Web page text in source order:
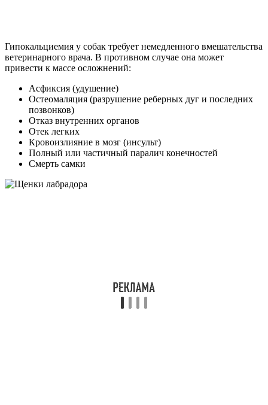
Гипокальциемия у собак требует немедленного вмешательства
ветеринарного врача. В противном случае она может
привести к массе осложнений:
Асфиксия (удушение)
Остеомаляция (разрушение реберных дуг и последних
позвонков)
Отказ внутренних органов
Отек легких
Кровоизлияние в мозг (инсульт)
Полный или частичный паралич конечностей
Смерть самки